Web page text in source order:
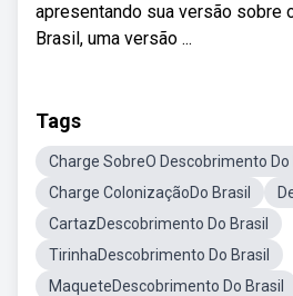
apresentando sua versão sobre
Brasil, uma versão ...
Tags
Charge SobreO Descobrimento Do
Charge ColonizaçãoDo Brasil
CartazDescobrimento Do Brasil
TirinhaDescobrimento Do Brasil
MaqueteDescobrimento Do Brasil